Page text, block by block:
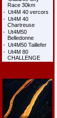
Race 30km
- Ut4M 40 vercors
- Ut4M 40
Chartreuse
- Ut4M50
Belledonne
- Ut4M50 Taillefer
- Ut4M 80
CHALLENGE